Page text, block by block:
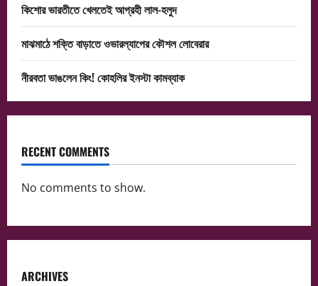
কিশোর ভারতীতে খেলতেই আগ্রহী লাল-হলুদ
মাঝমাঠে শক্তি বাড়াতে ওভারল্যাপের কৌশল লোবেরার
নীরবতা ভাঙলেন কিং! কোহলির ইনস্টা কামব্যাক
RECENT COMMENTS
No comments to show.
ARCHIVES